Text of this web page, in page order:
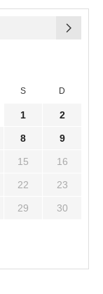
S D
1 2
8 9
15 16
22 23
29 30